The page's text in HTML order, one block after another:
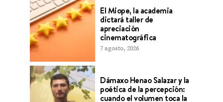
El Miope, la academia
dictará taller de
apreciación
cinematográfica
7 agosto, 2026
Dámaxo Henao Salazar y la
poética de la percepción:
cuando el volumen toca la